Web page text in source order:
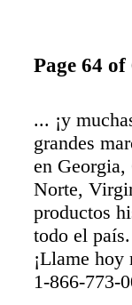
Page 64 of
... ¡y
grandes
en Georgia,
Norte,
productos
todo el
¡Llame
1-866-773-